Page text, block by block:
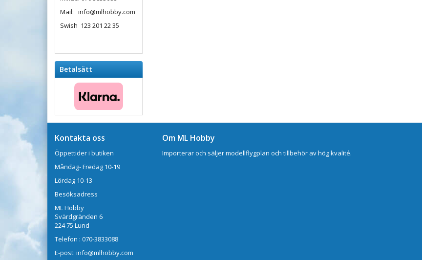
Mail: info@mlhobby.com
Swish 123 201 22 35
Betalsätt
Kontakta oss
Öppettider i butiken
Måndag- Fredag 10-19
Lördag 10-13
Besöksadress
ML Hobby
Svärdgränden 6
224 75 Lund
Telefon : 070-3833088
E-post: info@mlhobby.com
Om ML Hobby
Importerar och säljer modellflygplan och tillbehör av hög kvalité.